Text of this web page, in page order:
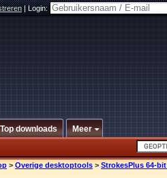
|Login:
Top downloads Meer
> Overige desktoptools > StrokesPlus 64-